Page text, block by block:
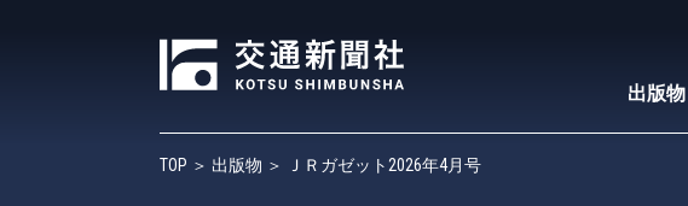
出版物
TOP ＞ 出版物 ＞ ＪＲガゼット2026年4月号